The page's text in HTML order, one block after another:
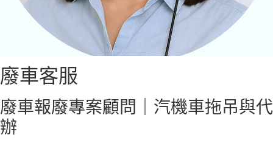
廢車客服
廢車報廢專案顧問｜汽機車拖吊與代
辦